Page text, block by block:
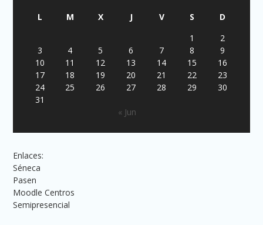
L M X J V S
D
1
2
3
4 5 6 7 8
9
10
11 12 13 14 15
16
17
18 19 20 21 22
23
24
25 26 27 28 29
30
31
« Jun
Enlaces:
Séneca
Pasen
Moodle Centros
Semipresencial